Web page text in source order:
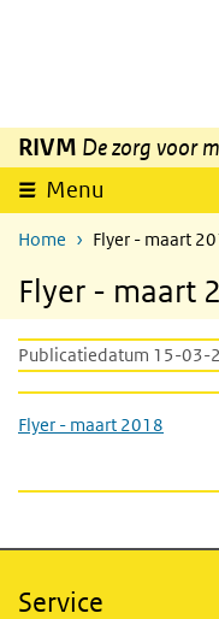
Overslaan en naar de
RIVM De zorg voor
Menu
Home Flyer - maart
Flyer - maart
Publicatiedatum 15-03-
Flyer - maart 2018
Service